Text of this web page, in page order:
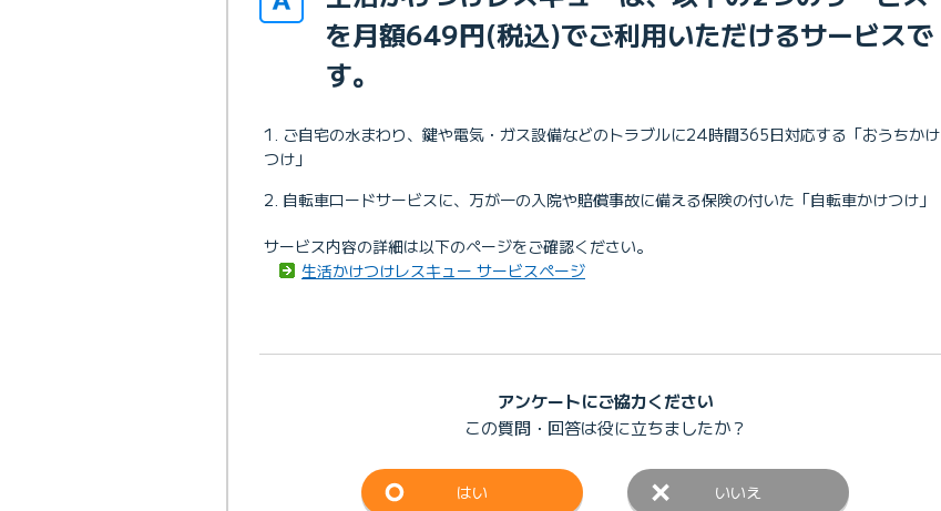
を月額649円(税込)でご利用いただけるサービスで
す。
ご自宅の水まわり、鍵や電気・ガス設備などのトラブルに24時間365日対応する「おうちかけ
つけ」
自転車ロードサービスに、万が一の入院や賠償事故に備える保険の付いた「自転車かけつけ」
サービス内容の詳細は以下のページをご確認ください。
生活かけつけレスキュー サービスページ
アンケートにご協力ください
この質問・回答は役に立ちましたか？
はい いいえ